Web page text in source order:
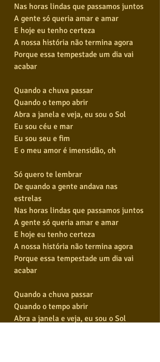
Nas horas lindas que passamos juntos
A gente só queria amar e amar
E hoje eu tenho certeza
A nossa história não termina agora
Porque essa tempestade um dia vai
acabar
Quando a chuva passar
Quando o tempo abrir
Abra a janela e veja, eu sou o Sol
Eu sou céu e mar
Eu sou seu e fim
E o meu amor é imensidão, oh
Só quero te lembrar
De quando a gente andava nas
estrelas
Nas horas lindas que passamos juntos
A gente só queria amar e amar
E hoje eu tenho certeza
A nossa história não termina agora
Porque essa tempestade um dia vai
acabar
Quando a chuva passar
Quando o tempo abrir
Abra a janela e veja, eu sou o Sol